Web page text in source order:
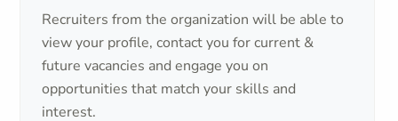
Recruiters from the organization will be able to
view your profile, contact you for current &
future vacancies and engage you on
opportunities that match your skills and
interest.